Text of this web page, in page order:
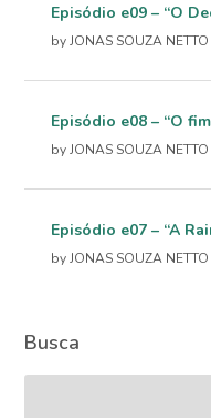
Episódio e09 – “O
by JONAS SOUZA NETTO
Episódio e08 – “O
by JONAS SOUZA NETTO
Episódio e07 – “A
by JONAS SOUZA NETTO
Busca